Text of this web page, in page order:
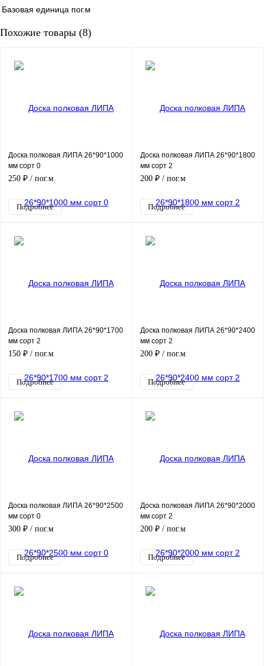
Базовая единица пог.м
Похожие товары (8)
Доска полковая ЛИПА 26*90*1000
мм сорт 0
250 ₽ / пог.м
Подробнее
Доска полковая ЛИПА 26*90*1800
мм сорт 2
200 ₽ / пог.м
Подробнее
Доска полковая ЛИПА 26*90*1700
мм сорт 2
150 ₽ / пог.м
Подробнее
Доска полковая ЛИПА 26*90*2400
мм сорт 2
200 ₽ / пог.м
Подробнее
Доска полковая ЛИПА 26*90*2500
мм сорт 0
300 ₽ / пог.м
Подробнее
Доска полковая ЛИПА 26*90*2000
мм сорт 2
200 ₽ / пог.м
Подробнее